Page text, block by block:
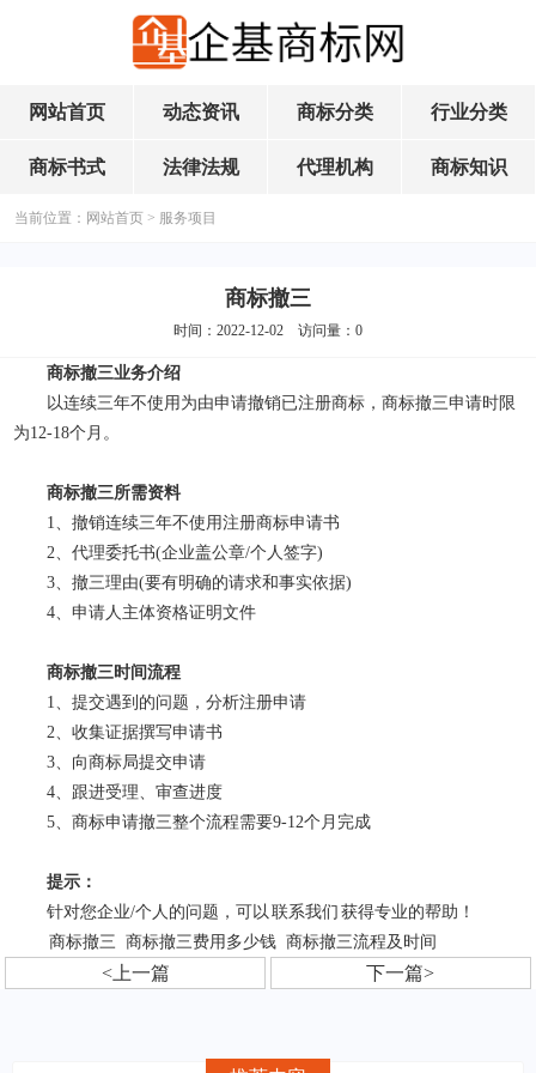
网站首页 动态资讯 商标分类 行业分类
商标书式 法律法规 代理机构 商标知识
当前位置： 网站首页 > 服务项目
商标撤三
时间：2022-12-02 访问量： 0
商标撤三业务介绍
以连续三年不使用为由申请撤销已注册商标，商标撤三申请时限
为12-18个月。
商标撤三所需资料
1、撤销连续三年不使用注册商标申请书
2、代理委托书(企业盖公章/个人签字)
3、撤三理由(要有明确的请求和事实依据)
4、申请人主体资格证明文件
商标撤三时间流程
1、提交遇到的问题，分析注册申请
2、收集证据撰写申请书
3、向商标局提交申请
4、跟进受理、审查进度
5、商标申请撤三整个流程需要9-12个月完成
提示：
针对您企业/个人的问题，可以 联系我们 获得专业的帮助！
商标撤三
商标撤三费用多少钱 商标撤三流程及时间
<上一篇 下一篇>